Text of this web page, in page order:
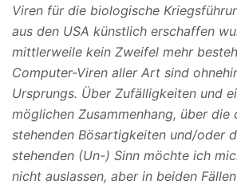
Viren für die biologische
aus den USA künstlich erschaffen
mittlerweile kein Zweifel mehr
Computer-Viren aller Art sind
Ursprungs. Über Zufälligkeiten und
möglichen Zusammenhang, über die
stehenden Bösartigkeiten und/oder
stehenden (Un-) Sinn möchte ich
nicht auslassen, aber in beiden